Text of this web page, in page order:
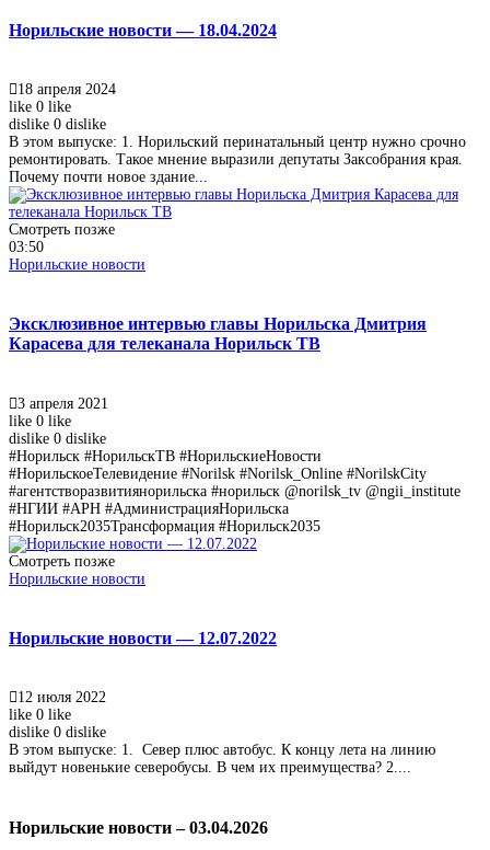
Норильские новости — 18.04.2024
18 апреля 2024
like 0 like
dislike 0 dislike
В этом выпуске: 1. Норильский перинатальный центр нужно срочно
ремонтировать. Такое мнение выразили депутаты Заксобрания края.
Почему почти новое здание...
Смотреть позже
03:50
Норильские новости
Эксклюзивное интервью главы Норильска Дмитрия
Карасева для телеканала Норильск ТВ
3 апреля 2021
like 0 like
dislike 0 dislike
#Норильск #НорильскТВ #НорильскиеНовости
#НорильскоеТелевидение #Norilsk #Norilsk_Online #NorilskCity
#агентстворазвитиянорильска #норильск @norilsk_tv @ngii_institute
#НГИИ #АРН #АдминистрацияНорильска
#Норильск2035Трансформация #Норильск2035
Смотреть позже
Норильские новости
Норильские новости — 12.07.2022
12 июля 2022
like 0 like
dislike 0 dislike
В этом выпуске: 1. Север плюс автобус. К концу лета на линию
выйдут новенькие северобусы. В чем их преимущества? 2....
Норильские новости – 03.04.2026